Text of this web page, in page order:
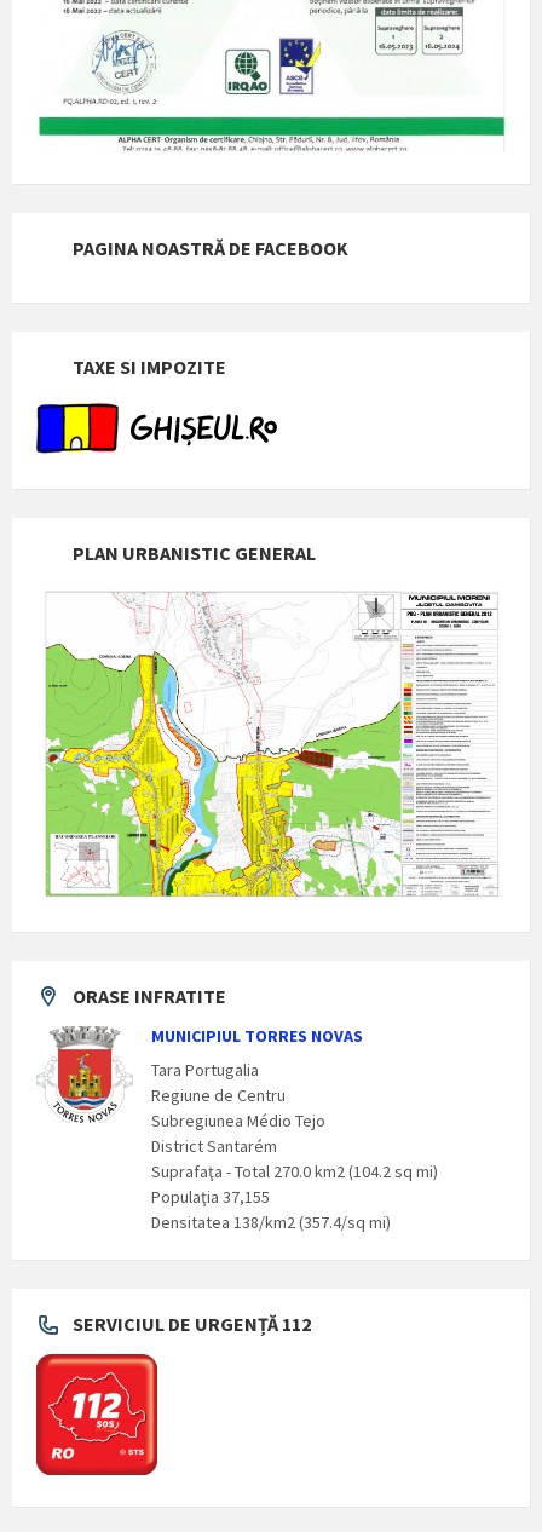
PAGINA NOASTRĂ DE FACEBOOK
TAXE SI IMPOZITE
PLAN URBANISTIC GENERAL
ORASE INFRATITE
MUNICIPIUL TORRES NOVAS
Tara Portugalia
Regiune de Centru
Subregiunea Médio Tejo
District Santarém
Suprafaţa - Total 270.0 km2 (104.2 sq mi)
Populaţia 37,155
Densitatea 138/km2 (357.4/sq mi)
SERVICIUL DE URGENȚĂ 112